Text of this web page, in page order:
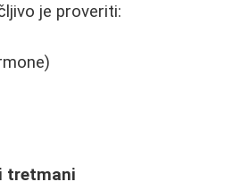
je proveriti:
tretmani